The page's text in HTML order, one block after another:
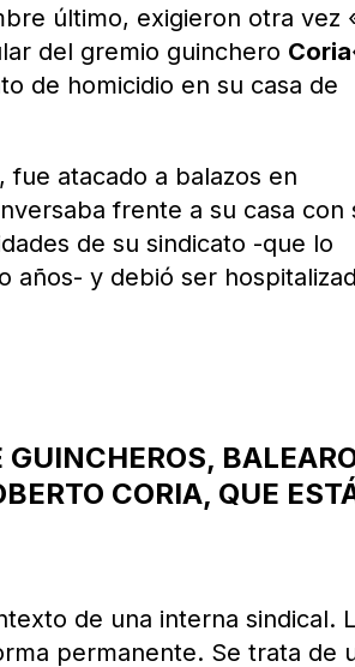
último, exigieron otra vez
del gremio guinchero Coria
de homicidio en su casa de
, fue atacado a balazos en
frente a su casa con
de su sindicato -que lo
años- y debió ser
CORIA, QUE
de una interna sindical.
permanente. Se trata de